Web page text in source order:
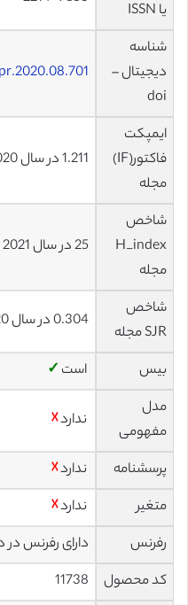
یا ISSN
شناسه
دیجیتال –
doi
ایمپکت
فاکتور(IF)
مجله
1.211 در سال 2020
شاخص
H_index
مجله
25 در سال 2021
شاخص
SJR مجله
0.304 در سال 2020
بیس است ✓
مدل
مفهومی
ندارد☓
پرسشنامه ندارد☓
متغیر
ندارد☓
رفرنس
دارای رفرنس در
کد محصول
11738